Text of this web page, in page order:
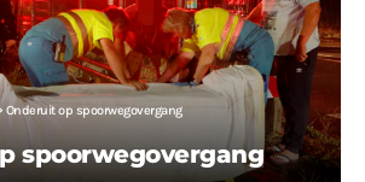
Onderuit op spoorwegovergang
spoorwegovergang